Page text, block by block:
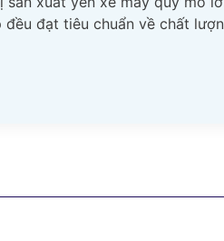
đạt tiêu chuẩn về chất